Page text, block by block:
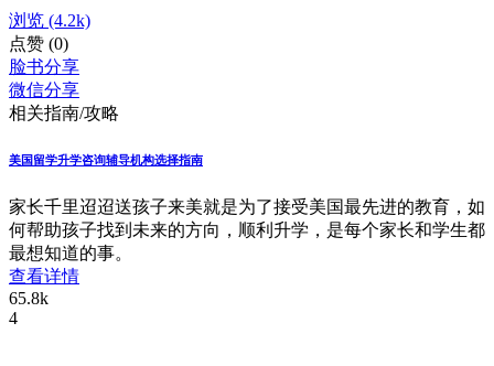
浏览 (4.2k)
点赞 (0)
脸书分享
微信分享
相关指南/攻略
美国留学升学咨询辅导机构选择指南
家长千里迢迢送孩子来美就是为了接受美国最先进的教育，如
何帮助孩子找到未来的方向，顺利升学，是每个家长和学生都
最想知道的事。
查看详情
65.8k
4